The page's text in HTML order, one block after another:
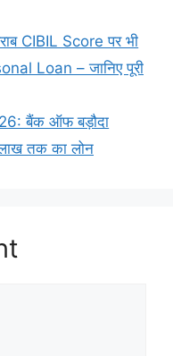
CIBIL Score पर भी
Loan – जानिए पूरी
बैंक ऑफ बड़ौदा
तक का लोन